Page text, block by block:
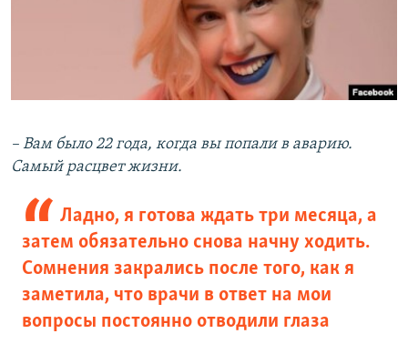
– Вам было 22 года, когда вы попали в аварию.
Самый расцвет жизни.
Ладно, я готова ждать три месяца, а
затем обязательно снова начну ходить.
Сомнения закрались после того, как я
заметила, что врачи в ответ на мои
вопросы постоянно отводили глаза